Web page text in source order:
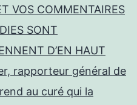
VOS COMMENTAIRES
SONT
D’EN HAUT
rapporteur général de
au curé qui la